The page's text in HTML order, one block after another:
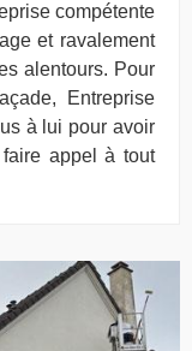
compétente
et ravalement
alentours. Pour
Entreprise
à lui pour avoir
appel à tout